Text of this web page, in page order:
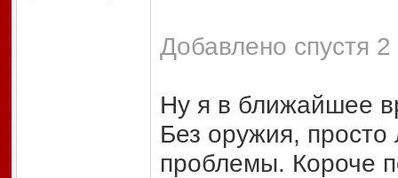
Добавлено спустя
Ну я в ближайшее
Без оружия,
проблемы. Короче